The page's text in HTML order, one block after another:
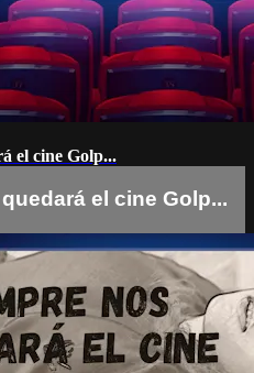
el cine Golp...
el cine Golp...